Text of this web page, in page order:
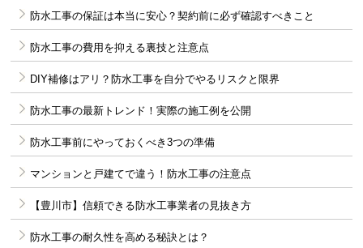
防水工事の保証は本当に安心？契約前に必ず確認すべきこと
防水工事の費用を抑える裏技と注意点
DIY補修はアリ？防水工事を自分でやるリスクと限界
防水工事の最新トレンド！実際の施工例を公開
防水工事前にやっておくべき3つの準備
マンションと戸建てで違う！防水工事の注意点
【豊川市】信頼できる防水工事業者の見抜き方
防水工事の耐久性を高める秘訣とは？